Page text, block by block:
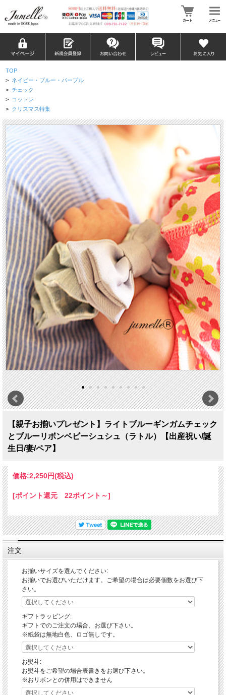
TOP
> ネイビー・ブルー・パープル
> チェック
> コットン
> クリスマス特集
【親子お揃いプレゼント】ライトブルーギンガムチェック
とブルーリボンベビーシュシュ（ラトル）【出産祝い/誕
生日/妻/ペア】
価格:2,250円(税込)
[ポイント還元 22ポイント～]
注文
お揃いサイズを選んでください:
お揃いでお選びいただけます。ご希望の場合は必要個数をお選び下
さい。
ギフトラッピング:
ギフトでのご注文の場合、お選び下さい。
※紙袋は無地白色、ロゴ無しです。
お熨斗:
お熨斗をご希望の場合表書きをお選び下さい。
※おリボンとの併用はできません